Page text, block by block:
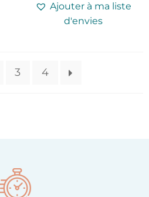
Ajouter à ma liste
d'envies
3 4